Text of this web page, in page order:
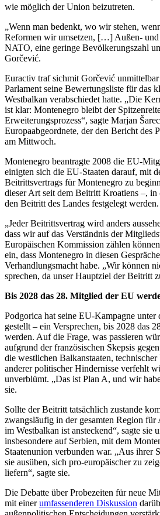
wie möglich der Union beizutreten.
„Wenn man bedenkt, wo wir stehen,
Reformen wir umsetzen, […] Außen-
NATO, eine geringe Bevölkerungszahl
Gorčević.
Euractiv traf sichmit Gorčević unmittelbar
Parlament seine Bewertungsliste für das
Westbalkan verabschiedet hatte. „Die
ist klar: Montenegro bleibt der
Erweiterungsprozess“, sagte Marjan
Europaabgeordnete, der den Bericht des
am Mittwoch.
Montenegro beantragte 2008 die EU-
einigten sich die EU-Staaten darauf, mit
Beitrittsvertrags für Montenegro zu
dieser Art seit dem Beitritt Kroatiens –,
den Beitritt des Landes festgelegt werden.
„Jeder Beitrittsvertrag wird anders
dass wir auf das Verständnis der
Europäischen Kommission zählen
ein, dass Montenegro in diesen
Verhandlungsmacht habe. „Wir können
sprechen, da unser Hauptziel der Beitritt
Bis 2028 das 28. Mitglied der EU
Podgorica hat seine EU-Kampagne unter
gestellt – ein Versprechen, bis 2028 das
werden. Auf die Frage, was passieren
aufgrund der französischen Skepsis
die westlichen Balkanstaaten,
anderer politischer Hindernisse verfehlt
unverblümt. „Das ist Plan A, und wir
sie.
Sollte der Beitritt tatsächlich zustande
zwangsläufig in der gesamten Region für
im Westbalkan ist ansteckend“, sagte sie
insbesondere auf Serbien, mit dem
Staatenunion verbunden war. „Aus ihrer
sie ausüben, sich pro-europäischer zu
liefern“, sagte sie.
Die Debatte über Probezeiten für neue
mit einerumfassenderen Diskussion